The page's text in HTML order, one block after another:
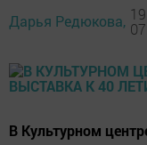
Дарья Редюкова,
В Культурном